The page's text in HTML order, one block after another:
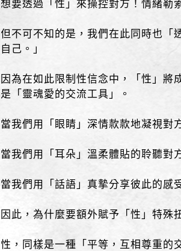
想要透過「性」來操控對方！情緒勒
但不可不知的是，我們在此同時也「
自己。」
因為在如此限制性信念中，「性」將
是「靈魂愛的交流工具」。
當我們用「眼睛」深情款款地凝視對
當我們用「耳朵」溫柔體貼的聆聽對
當我們用「話語」真摯分享彼此的感
因此，為什麼要額外賦予「性」特殊
性，同樣是一種「平等，互相尊重的